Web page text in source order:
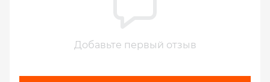
Добавьте первый отзыв